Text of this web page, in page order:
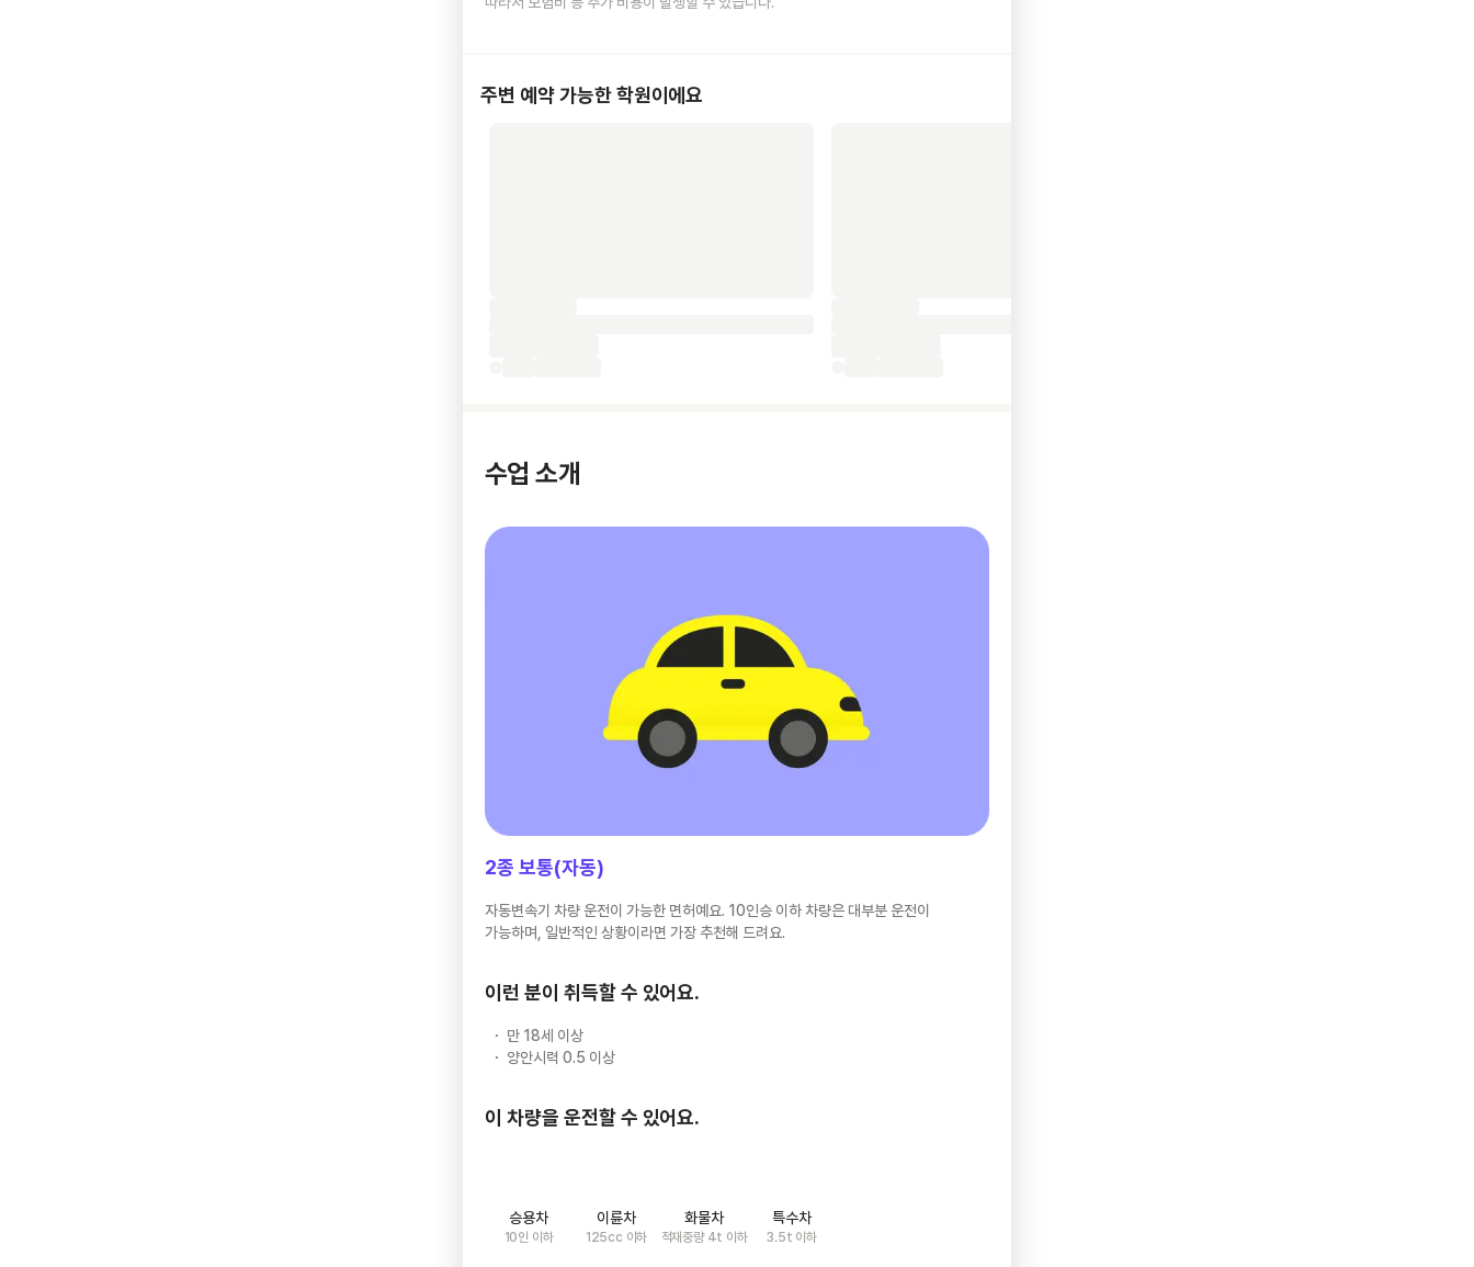
주변 예약 가능한 학원이에요
수업 소개
2종 보통(자동)
자동변속기 차량 운전이 가능한 면허예요. 10인승 이하 차량은 대부분 운전이
가능하며, 일반적인 상황이라면 가장 추천해 드려요.
이런 분이 취득할 수 있어요.
만 18세 이상
양안시력 0.5 이상
이 차량을 운전할 수 있어요.
승용차
10인 이하
이륜차
125cc 이하
화물차
적재중량 4t 이하
특수차
3.5t 이하